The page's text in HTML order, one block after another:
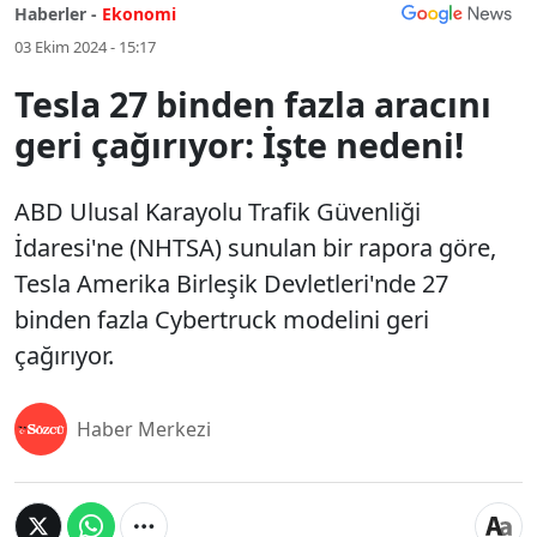
Haberler - Ekonomi
03 Ekim 2024 - 15:17
Tesla 27 binden fazla aracını
geri çağırıyor: İşte nedeni!
ABD Ulusal Karayolu Trafik Güvenliği
İdaresi'ne (NHTSA) sunulan bir rapora göre,
Tesla Amerika Birleşik Devletleri'nde 27
binden fazla Cybertruck modelini geri
çağırıyor.
Haber Merkezi